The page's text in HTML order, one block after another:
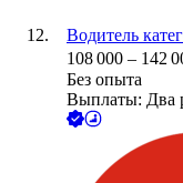
Водитель
108 000 – 142
Без опыта
Выплаты: Два